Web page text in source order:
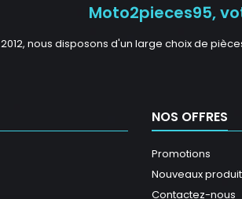
Moto2pieces95,
nous disposons d'un large choix de
NOS OFFRES
Promotions
Nouveaux
Contactez-nous